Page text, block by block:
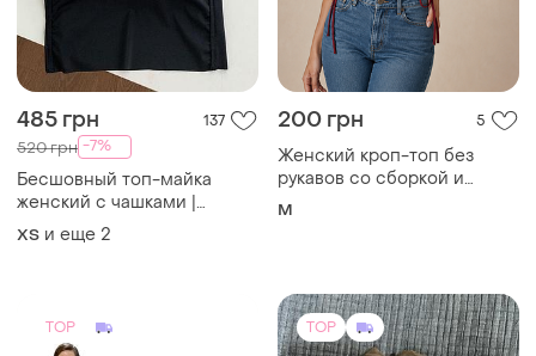
485 грн 137
520 грн -7%
Бесшовный топ-майка
женский с чашками |
базовый топ без косточек |
топ бюстье
ХS и еще 2
200 грн 5
Женский кроп-топ без
рукавов со сборкой и
завязками по бокам
M
TOP TOP